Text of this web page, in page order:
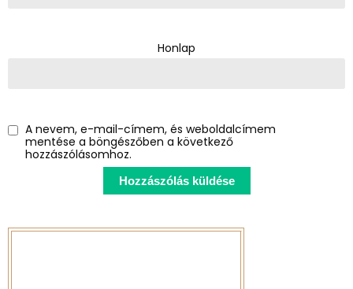
Honlap
A nevem, e-mail-címem, és weboldalcímem
mentése a böngészőben a következő
hozzászólásomhoz.